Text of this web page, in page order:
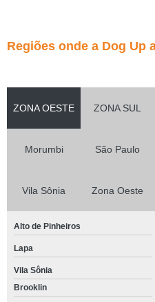
Regiões onde a Dog Up
ZONA OESTE ZONA SUL
Morumbi São Paulo
Vila Sônia Zona Oeste
Alto de Pinheiros
Lapa
Vila Sônia
Brooklin